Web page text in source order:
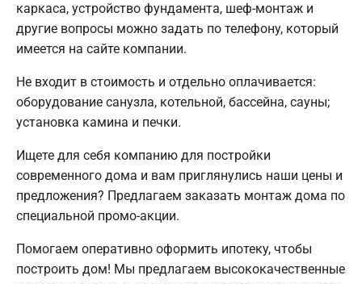
каркаса, устройство фундамента, шеф-монтаж и
другие вопросы можно задать по телефону, который
имеется на сайте компании.
Не входит в стоимость и отдельно оплачивается:
оборудование санузла, котельной, бассейна, сауны;
установка камина и печки.
Ищете для себя компанию для постройки
современного дома и вам приглянулись наши цены и
предложения? Предлагаем заказать монтаж дома по
специальной промо-акции.
Помогаем оперативно оформить ипотеку, чтобы
построить дом! Мы предлагаем высококачественные